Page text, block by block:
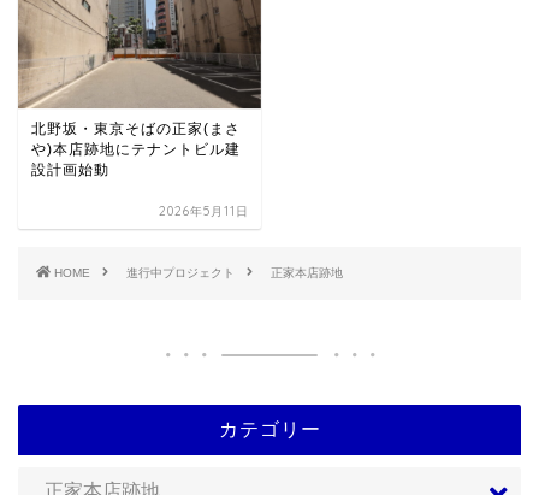
北野坂・東京そばの正家(まさ
や)本店跡地にテナントビル建
設計画始動
2026年5月11日
HOME 進行中プロジェクト 正家本店跡地
カテゴリー